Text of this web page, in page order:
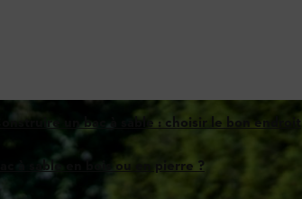
Construire un bac à sable : choisir le bon endroit
Bac à sable en bois ou en pierre ?